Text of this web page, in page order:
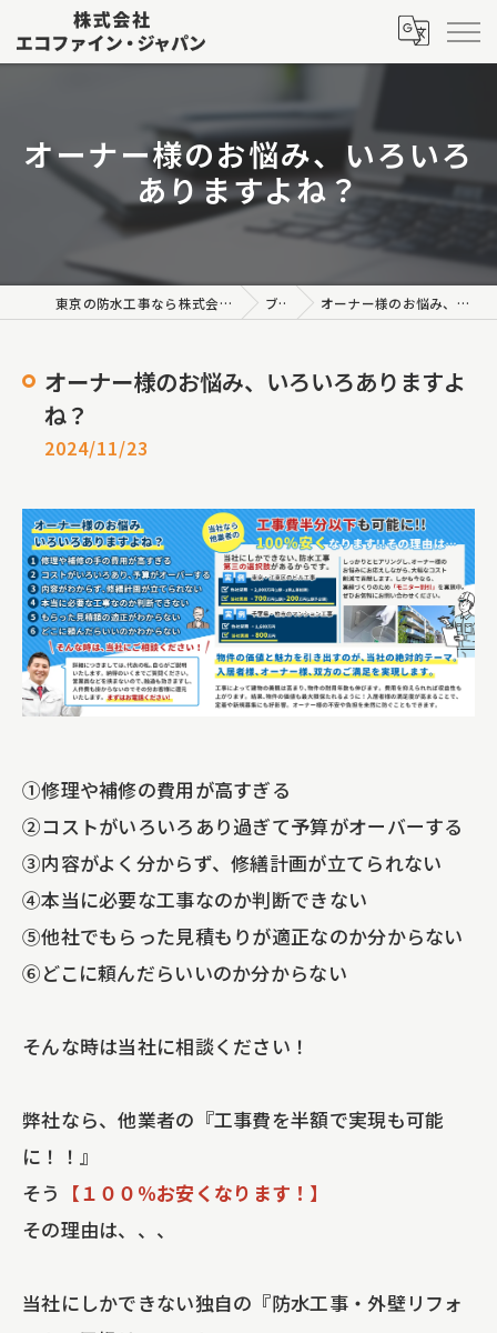
オーナー様のお悩み、いろいろ
ありますよね？
東京の防水工事なら株式会社エコファイン・ジャパン ブログ オーナー様のお悩み、いろいろありますよね？
オーナー様のお悩み、いろいろありますよ
ね？
2024/11/23
①修理や補修の費用が高すぎる
②コストがいろいろあり過ぎて予算がオーバーする
③内容がよく分からず、修繕計画が立てられない
④本当に必要な工事なのか判断できない
⑤他社でもらった見積もりが適正なのか分からない
⑥どこに頼んだらいいのか分からない
そんな時は当社に相談ください！
弊社なら、他業者の『工事費を半額で実現も可能
に！！』
そう 【１００％お安くなります！】
その理由は、、、
当社にしかできない独自の『防水工事・外壁リフォ